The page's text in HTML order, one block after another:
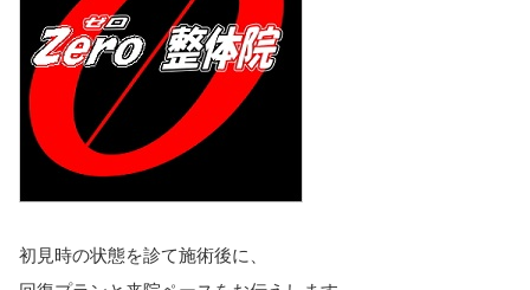
初見時の状態を診て施術後に、